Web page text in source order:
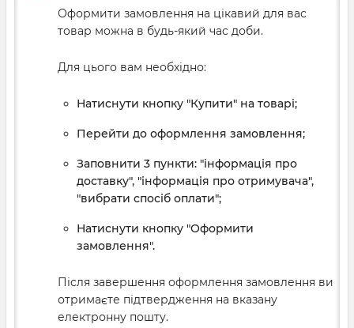
Оформити замовлення на цікавий для вас
товар можна в будь-який час доби.
Для цього вам необхідно:
Натиснути кнопку "Купити" на товарі;
Перейти до оформлення замовлення;
Заповнити 3 пункти: "інформація про
доставку", "інформація про отримувача",
"вибрати спосіб оплати";
Натиснути кнопку "Оформити
замовлення".
Після завершення оформлення замовлення ви
отримаєте підтвердження на вказану
електронну пошту.